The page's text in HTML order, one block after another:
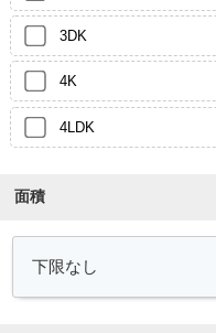
3DK
4K
4LDK
面積